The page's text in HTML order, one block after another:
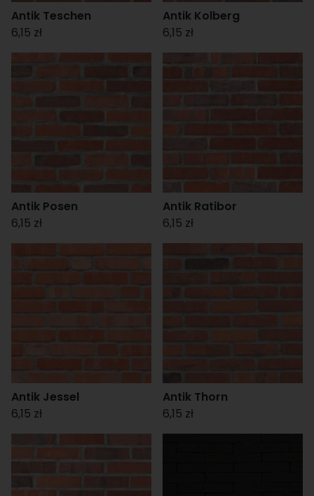
Antik Teschen
6,15 zł
Antik Kolberg
6,15 zł
Antik Posen
6,15 zł
Antik Ratibor
6,15 zł
Antik Jessel
6,15 zł
Antik Thorn
6,15 zł